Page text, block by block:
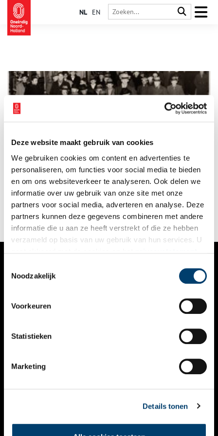
Deze website maakt gebruik van cookies
We gebruiken cookies om content en advertenties te
personaliseren, om functies voor social media te bieden
en om ons websiteverkeer te analyseren. Ook delen we
informatie over uw gebruik van onze site met onze
partners voor social media, adverteren en analyse. Deze
partners kunnen deze gegevens combineren met andere
informatie die u aan ze heeft verstrekt of die ze hebben
verzameld op basis van uw gebruik van hun services. U
Noodzakelijk
Voorkeuren
Statistieken
Marketing
Details tonen
NL EN
Elk jaar, gedurende één nacht in maart, lopen vele katholieken
uit Nederland de stille omgang door het centrum van
Amsterdam. Bij deze traditie word de Middeleeuwse
mirakelprocessie herdacht. Een religieuze optocht ter ere van
het Mirakel van Amsterdam. Een heus wonder dat plaatsvond
in 1345, dat de stad op de religieuze kaart zette.
VERHALEN
KALENDER
THEMA’S
VIDEO’S
CONTACT